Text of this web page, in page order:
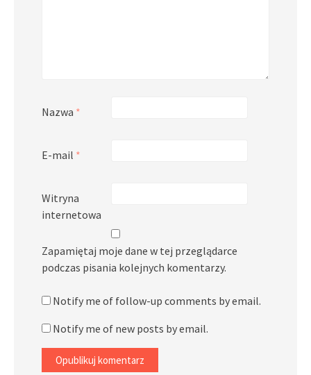
Nazwa *
E-mail *
Witryna
internetowa
Zapamiętaj moje dane w tej przeglądarce
podczas pisania kolejnych komentarzy.
Notify me of follow-up comments by email.
Notify me of new posts by email.